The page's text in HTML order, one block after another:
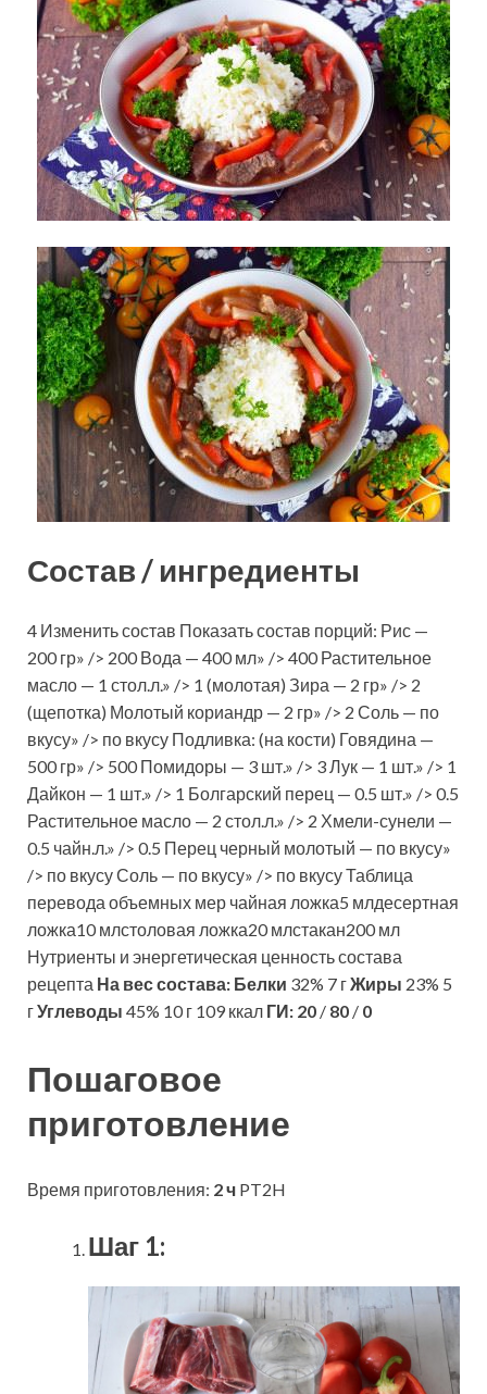
Состав / ингредиенты
4 Изменить состав Показать состав порций: Рис —
200 гр» /> 200 Вода — 400 мл» /> 400 Растительное
масло — 1 стол.л.» /> 1 (молотая) Зира — 2 гр» /> 2
(щепотка) Молотый кориандр — 2 гр» /> 2 Соль — по
вкусу» /> по вкусу Подливка: (на кости) Говядина —
500 гр» /> 500 Помидоры — 3 шт.» /> 3 Лук — 1 шт.» /> 1
Дайкон — 1 шт.» /> 1 Болгарский перец — 0.5 шт.» /> 0.5
Растительное масло — 2 стол.л.» /> 2 Хмели-сунели —
0.5 чайн.л.» /> 0.5 Перец черный молотый — по вкусу»
/> по вкусу Соль — по вкусу» /> по вкусу Таблица
перевода объемных мер чайная ложка5 млдесертная
ложка10 млстоловая ложка20 млстакан200 мл
Нутриенты и энергетическая ценность состава
рецепта На вес состава: Белки 32% 7 гЖиры 23% 5
гУглеводы 45% 10 г 109 ккал ГИ: 20 / 80 / 0
Пошаговое
приготовление
Время приготовления: 2 ч PT2H
Шаг 1: